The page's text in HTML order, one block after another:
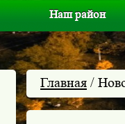
Наш район
Главная /